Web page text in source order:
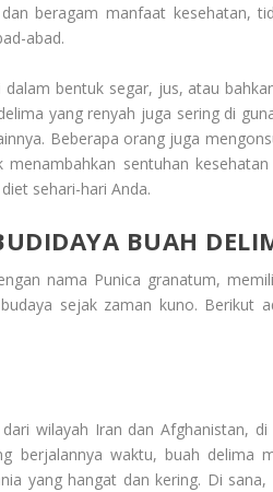
beragam manfaat kesehatan,
abad.
dalam bentuk segar, jus, atau
yang renyah juga sering di
Beberapa orang juga
menambahkan sentuhan
sehari-hari Anda.
BUAH
nama Punica granatum,
sejak zaman kuno. Berikut
wilayah Iran dan Afghanistan,
berjalannya waktu, buah delima
yang hangat dan kering. Di